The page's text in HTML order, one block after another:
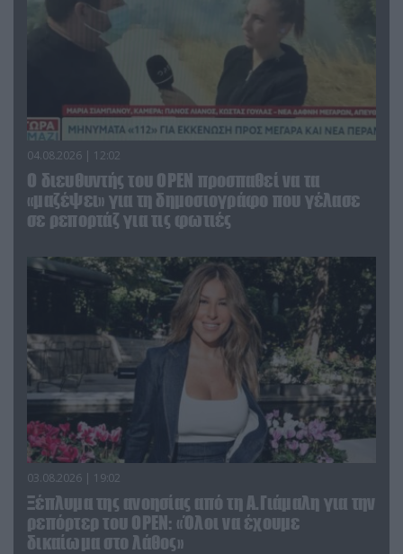
04.08.2026 | 12:02
O διευθυντής του OPEN προσπαθεί να τα
«μαζέψει» για τη δημοσιογράφο που γέλασε
σε ρεπορτάζ για τις φωτιές
03.08.2026 | 19:02
Ξέπλυμα της ανοησίας από τη Α.Γιάμαλη για την
ρεπόρτερ του ΟΡΕΝ: «Όλοι να έχουμε
δικαίωμα στο λάθος»